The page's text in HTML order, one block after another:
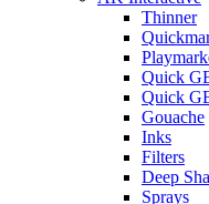
Thinner
Quick
Quick
Gouache
Inks
Filters
Deep
Sprays